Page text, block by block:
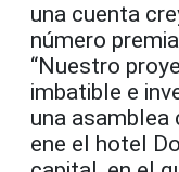
una cuenta
número
“Nuestro
imbatible e
una asamblea
ene el hotel